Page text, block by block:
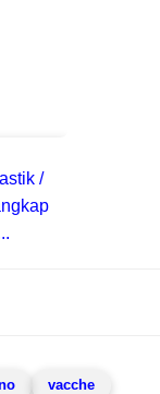
/
vacche